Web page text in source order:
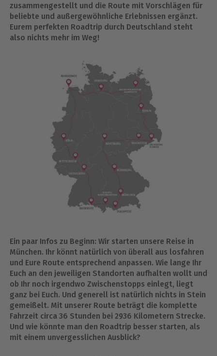
zusammengestellt und die Route mit Vorschlägen für
beliebte und außergewöhnliche Erlebnissen ergänzt.
Eurem perfekten Roadtrip durch Deutschland steht
also nichts mehr im Weg!
Ein paar Infos zu Beginn: Wir starten unsere Reise in
München. Ihr könnt natürlich von überall aus losfahren
und Eure Route entsprechend anpassen. Wie lange Ihr
Euch an den jeweiligen Standorten aufhalten wollt und
ob Ihr noch irgendwo Zwischenstopps einlegt, liegt
ganz bei Euch. Und generell ist natürlich nichts in Stein
gemeißelt. Mit unserer Route beträgt die komplette
Fahrzeit circa 36 Stunden bei 2936 Kilometern Strecke.
Und wie könnte man den Roadtrip besser starten, als
mit einem unvergesslichen Ausblick?